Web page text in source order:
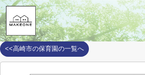
株式会社メイクワン > 周辺施設案内 > 高崎市
城東保育園
<<高崎市の保育園の一覧へ